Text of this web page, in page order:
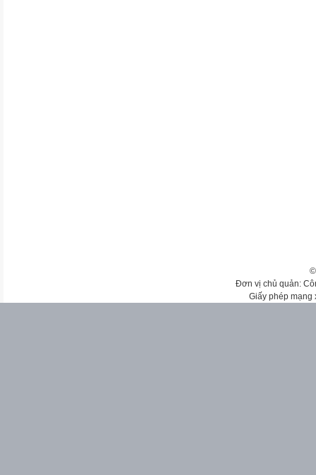
Đơn vị chủ quản:
Giấy phép mạng